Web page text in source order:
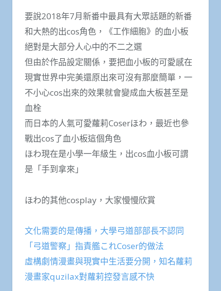
要說2018年7月新番中最具有大眾話題的新番
和大熱的出cos角色，《工作細胞》的血小板
絕對是大部分人心中的不二之選
但由於作品設定關係，要把血小板的可愛感在
現實世界中完美還原出來可沒有那麼簡單，一
不小心cos出來的效果就會變成血大板甚至是
血栓
而日本的人氣可愛蘿莉Coserほわ，最近也參
戰出cos了血小板這個角色
ほわ現在是小學一年級生，出cos血小板可謂
是「手到拿來」
ほわ的其他cosplay，大家慢慢欣賞
文化需要的是傳播，大學弓道部部長不認同
「弓道警察」指責艦これCoser的做法
虛構劇情漫畫與現實中生活要分開，知名蘿莉
漫畫家quzilax對蘿莉控發言感不快